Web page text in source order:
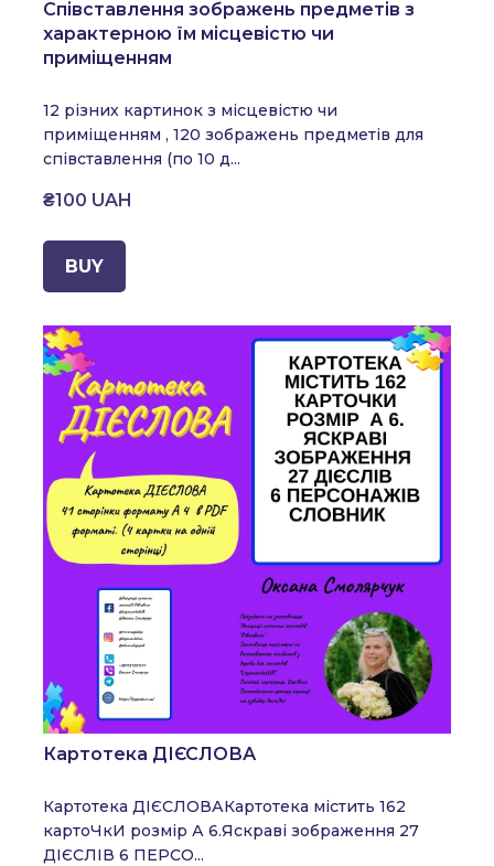
Співставлення зображень предметів з
характерною їм місцевістю чи
приміщенням
12 різних картинок з місцевістю чи
приміщенням , 120 зображень предметів для
співставлення (по 10 д...
₴100 UAH
BUY
Картотека ДІЄСЛОВА
Картотека ДІЄСЛОВАКартотека містить 162
картоЧкИ розмір А 6.Яскраві зображення 27
ДІЄСЛІВ 6 ПЕРСО...